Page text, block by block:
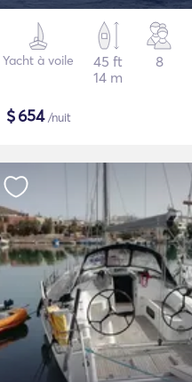
Yacht à voile
45 ft
14 m
8
$654/nuit